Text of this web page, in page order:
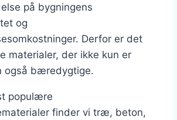
på bygningens
og
Derfor er det
materialer, der ikke kun er
også bæredygtige.
populære
finder vi træ, beton,